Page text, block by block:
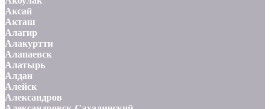
Аксай
Акташ
Алагир
Алакуртти
Алапаевск
Алатырь
Алдан
Алейск
Александров